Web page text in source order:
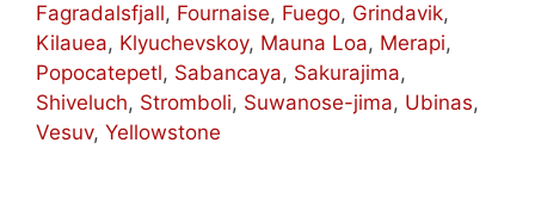
Fagradalsfjall, Fournaise, Fuego, Grindavik,
Kilauea, Klyuchevskoy, Mauna Loa, Merapi,
Popocatepetl, Sabancaya, Sakurajima,
Shiveluch, Stromboli, Suwanose-jima, Ubinas,
Vesuv, Yellowstone